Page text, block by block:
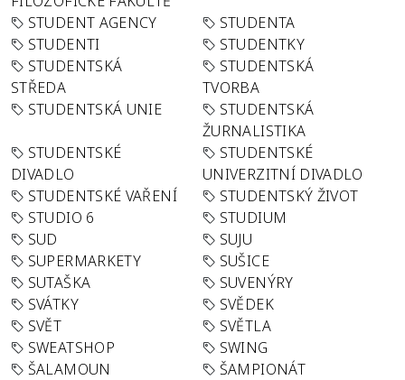
STUDENT AGENCY
STUDENTA
STUDENTI
STUDENTKY
STUDENTSKÁ
STŘEDA
STUDENTSKÁ
TVORBA
STUDENTSKÁ UNIE
STUDENTSKÁ
ŽURNALISTIKA
STUDENTSKÉ
DIVADLO
STUDENTSKÉ
UNIVERZITNÍ DIVADLO
STUDENTSKÉ VAŘENÍ
STUDENTSKÝ ŽIVOT
STUDIO 6
STUDIUM
SUD
SUJU
SUPERMARKETY
SUŠICE
SUTAŠKA
SUVENÝRY
SVÁTKY
SVĚDEK
SVĚT
SVĚTLA
SWEATSHOP
SWING
ŠALAMOUN
ŠAMPIONÁT